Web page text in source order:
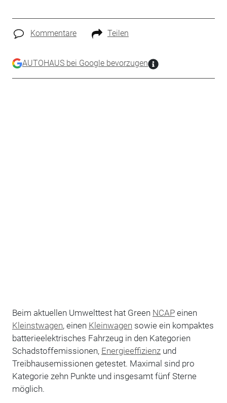
Kommentare Teilen
AUTOHAUS bei Google bevorzugen
Beim aktuellen Umwelttest hat Green NCAPeinen
Kleinstwagen, einen Kleinwagen sowie ein kompaktes
batterieelektrisches Fahrzeug in den Kategorien
Schadstoffemissionen, Energieeffizienzund
Treibhausemissionen getestet. Maximal sind pro
Kategorie zehn Punkte und insgesamt fünf Sterne
möglich.